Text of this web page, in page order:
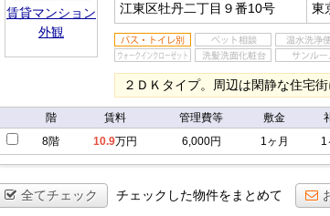
江東区牡丹二丁目９番10号
東
２ＤＫタイプ。周辺は閑静な住宅
階 賃料 管理費等 敷金
8階
10.9万円 6,000円 1ヶ月 1
全てチェック チェックした物件をまとめて